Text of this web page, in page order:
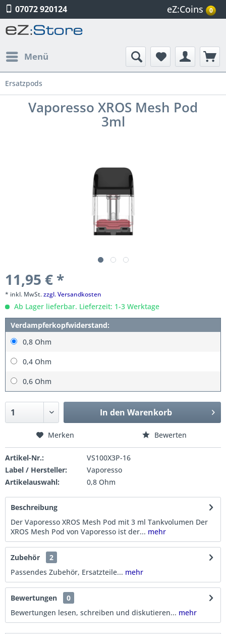
07072 920124 eZ:Coins 0
Menü
Ersatzpods
Vaporesso XROS Mesh Pod
3ml
11,95 € *
* inkl. MwSt.zzgl. Versandkosten
Ab Lager lieferbar. Lieferzeit: 1-3 Werktage
Verdampferkopfwiderstand:
0,8 Ohm
0,4 Ohm
0,6 Ohm
In den Warenkorb
Merken Bewerten
Artikel-Nr.:
VS100X3P-16
Label / Hersteller:
Vaporesso
Artikelauswahl:
0,8 Ohm
Beschreibung
Der Vaporesso XROS Mesh Pod mit 3 ml Tankvolumen Der
XROS Mesh Pod von Vaporesso ist der... mehr
Zubehör
2
Passendes Zubehör, Ersatzteile... mehr
Bewertungen
0
Bewertungen lesen, schreiben und diskutieren... mehr